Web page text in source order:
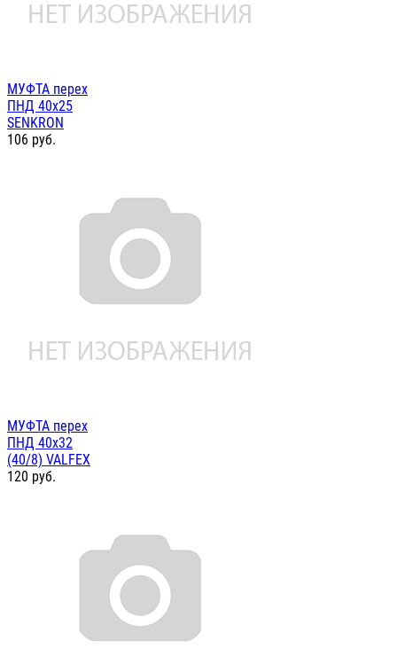
МУФТА перех
ПНД 40х25
SENKRON
106 руб.
МУФТА перех
ПНД 40х32
(40/8) VALFEX
120 руб.